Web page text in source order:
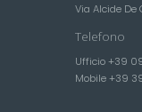
Via Alcide
Telefono
Ufficio +39
Mobile +39